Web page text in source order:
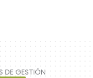
DE GESTIÓN